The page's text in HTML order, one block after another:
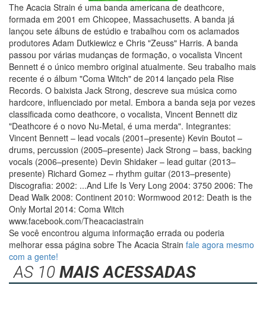
The Acacia Strain é uma banda americana de deathcore,
formada em 2001 em Chicopee, Massachusetts. A banda já
lançou sete álbuns de estúdio e trabalhou com os aclamados
produtores Adam Dutkiewicz e Chris "Zeuss" Harris. A banda
passou por várias mudanças de formação, o vocalista Vincent
Bennett é o único membro original atualmente. Seu trabalho mais
recente é o álbum "Coma Witch" de 2014 lançado pela Rise
Records. O baixista Jack Strong, descreve sua música como
hardcore, influenciado por metal. Embora a banda seja por vezes
classificada como deathcore, o vocalista, Vincent Bennett diz
"Deathcore é o novo Nu-Metal, é uma merda". Integrantes:
Vincent Bennett – lead vocals (2001–presente) Kevin Boutot –
drums, percussion (2005–presente) Jack Strong – bass, backing
vocals (2006–presente) Devin Shidaker – lead guitar (2013–
presente) Richard Gomez – rhythm guitar (2013–presente)
Discografia: 2002: ...And Life Is Very Long 2004: 3750 2006: The
Dead Walk 2008: Continent 2010: Wormwood 2012: Death is the
Only Mortal 2014: Coma Witch
www.facebook.com/Theacaciastrain
Se você encontrou alguma informação errada ou poderia
melhorar essa página sobre The Acacia Strain fale agora mesmo
com a gente!
AS 10 MAIS ACESSADAS